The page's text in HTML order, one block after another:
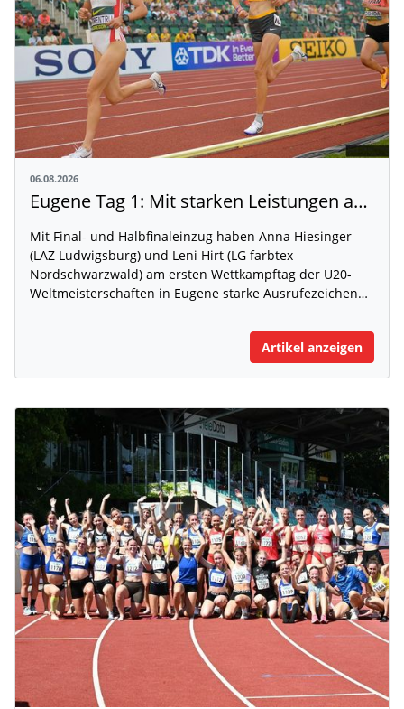
06.08.2026
Eugene Tag 1: Mit starken Leistungen auf der WM-Bühne
Mit Final- und Halbfinaleinzug haben Anna Hiesinger
(LAZ Ludwigsburg) und Leni Hirt (LG farbtex
Nordschwarzwald) am ersten Wettkampftag der U20-
Weltmeisterschaften in Eugene starke Ausrufezeichen…
Artikel anzeigen